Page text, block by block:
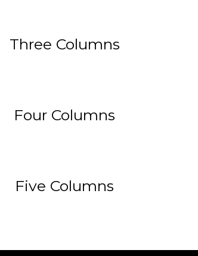
Three Columns
Four Columns
Five Columns